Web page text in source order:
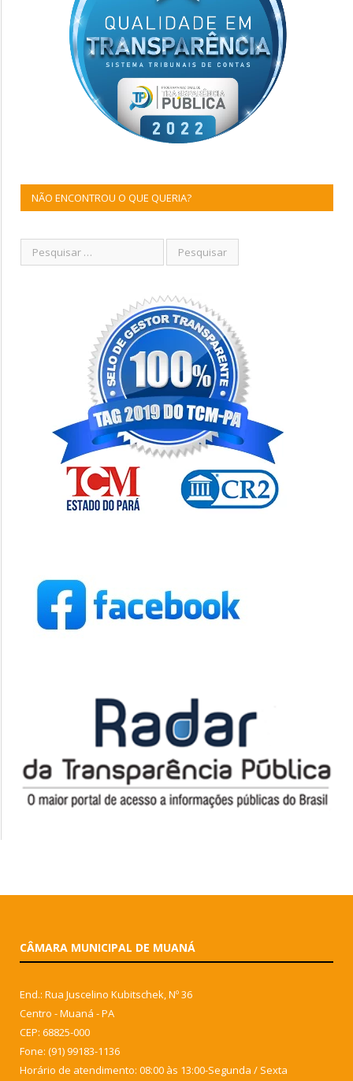
NÃO ENCONTROU O QUE QUERIA?
CÂMARA MUNICIPAL DE MUANÁ
End.: Rua Juscelino Kubitschek, Nº 36
Centro - Muaná - PA
CEP: 68825-000
Fone: (91) 99183-1136
Horário de atendimento: 08:00 às 13:00-Segunda / Sexta